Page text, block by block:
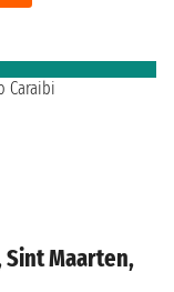
Sint Maarten,